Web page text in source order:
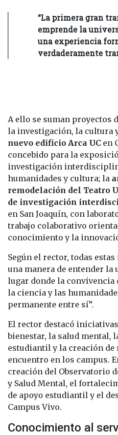
“La primera gran
emprende la
una experiencia
verdaderamente
A ello se suman proyectos
la investigación, la cultura
nuevo edificio Arca UC en
concebido para la
investigación
humanidades y cultura; la
remodelación del Teatro
de investigación
en San Joaquín, con
trabajo colaborativo
conocimiento y la
Según el rector, todas
una manera de entender la
lugar donde la convivencia
la ciencia y las
permanente entre sí”.
El rector destacó
bienestar, la salud mental,
estudiantil y la creación de
encuentro en los campus.
creación del Observatorio
y Salud Mental, el
de apoyo estudiantil y el
Campus Vivo.
Conocimiento al